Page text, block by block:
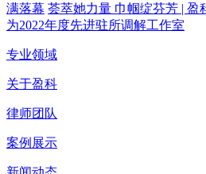
满落幕 荟萃她力量 巾帼绽芬芳 | 盈
为2022年度先进驻所调解工作室
专业领域
关于盈科
律师团队
案例展示